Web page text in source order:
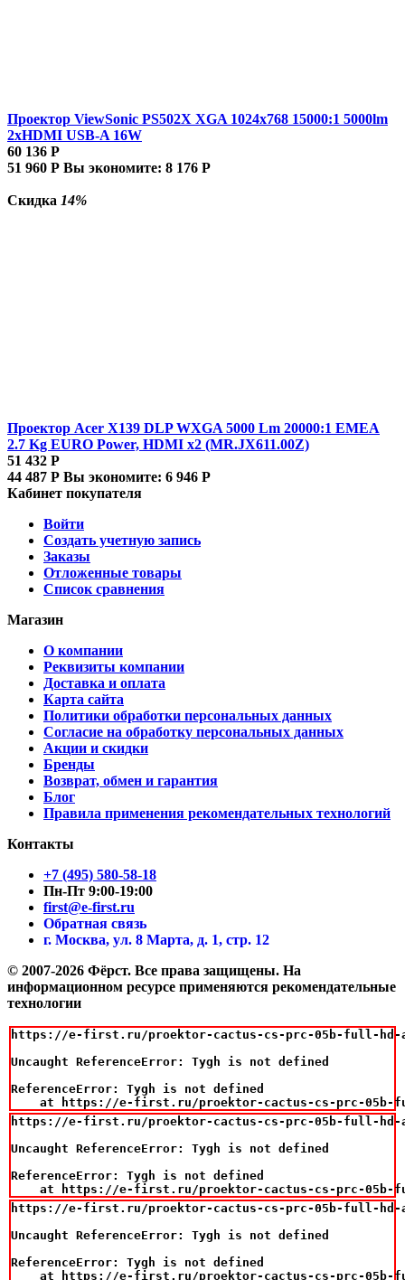
Проектор ViewSonic PS502X XGA 1024x768 15000:1 5000lm
2xHDMI USB-A 16W
60 136 Р
51 960 Р Вы экономите: 8 176 Р
Скидка 14%
Проектор Acer X139 DLP WXGA 5000 Lm 20000:1 EMEA
2.7 Kg EURO Power, HDMI x2 (MR.JX611.00Z)
51 432 Р
44 487 Р Вы экономите: 6 946 Р
Кабинет покупателя
Войти
Создать учетную запись
Заказы
Отложенные товары
Список сравнения
Магазин
О компании
Реквизиты компании
Доставка и оплата
Карта сайта
Политики обработки персональных данных
Согласие на обработку персональных данных
Акции и скидки
Бренды
Возврат, обмен и гарантия
Блог
Правила применения рекомендательных технологий
Контакты
+7 (495) 580-58-18
Пн-Пт 9:00-19:00
first@e-first.ru
Обратная связь
г. Москва, ул. 8 Марта, д. 1, стр. 12
© 2007-2026 Фёрст. Все права защищены. На
информационном ресурсе применяются рекомендательные
технологии
https://e-first.ru/proektor-cactus-cs-prc-05b-full-hd-a-
Uncaught ReferenceError: Tygh is not defined
ReferenceError: Tygh is not defined
at https://e-first.ru/proektor-cactus-cs-prc-
https://e-first.ru/proektor-cactus-cs-prc-05b-full-hd-a-
Uncaught ReferenceError: Tygh is not defined
ReferenceError: Tygh is not defined
at https://e-first.ru/proektor-cactus-cs-prc-
https://e-first.ru/proektor-cactus-cs-prc-05b-full-hd-a-
Uncaught ReferenceError: Tygh is not defined
ReferenceError: Tygh is not defined
at https://e-first.ru/proektor-cactus-cs-prc-